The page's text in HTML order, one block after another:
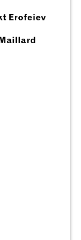
Erofeiev